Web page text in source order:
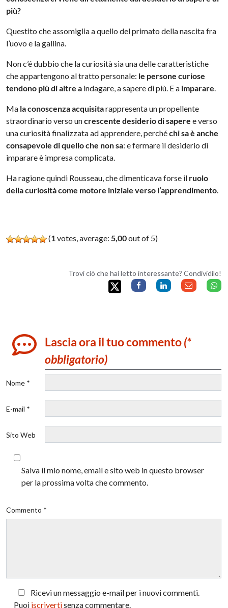
più?
Questito che assomiglia a quello del primato della nascita fra
l’uovo e la gallina.
Non c’é dubbio che la curiosità sia una delle caratteristiche
che appartengono al tratto personale: le persone curiose
tendono più di altre a indagare, a sapere di più. E a imparare.
Ma la conoscenza acquisitarappresenta un propellente
straordinario verso uncrescente desiderio di sapere e verso
una curiosità finalizzata ad apprendere, perchéchi sa è anche
consapevole di quello che non sa: e fermare il desiderio di
imparare è impresa complicata.
Ha ragione quindi Rousseau, che dimenticava forse il ruolo
della curiosità come motore iniziale verso l’apprendimento.
(1votes, average:5,00out of 5)
Trovi ciò che hai letto interessante? Condividilo!
Lascia ora il tuo commento(*
obbligatorio)
Nome *
E-mail *
Sito Web
Salva il mio nome, email e sito web in questo browser
per la prossima volta che commento.
Commento *
Ricevi un messaggio e-mail per i nuovi commenti.
Puoi iscrivertisenza commentare.